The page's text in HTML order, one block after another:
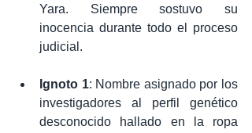
Yara. Siempre sostuvo su
inocencia durante todo el proceso
judicial.
Ignoto 1: Nombre asignado por los
investigadores al perfil genético
desconocido hallado en la ropa